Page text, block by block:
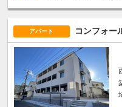
アパート コンフォー